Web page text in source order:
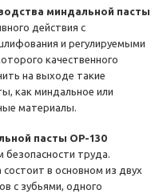
миндальной пасты
действия с
и регулируемыми
качественного
на выходе такие
как миндальное или
материалы.
пасты OP-130
труда.
в основном из двух
с зубьями, одного